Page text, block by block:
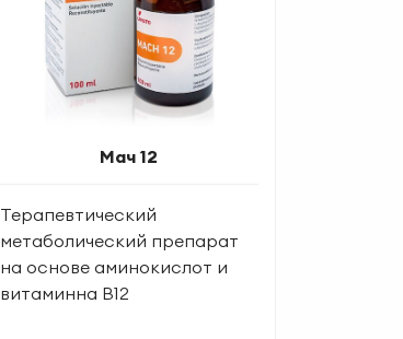
Мач 12
Терапевтический
метаболический препарат
на основе аминокислот и
витаминна В12